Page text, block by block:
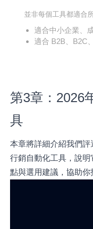
並非每個工具都適合
適合中小企業、
適合 B2B、B2C
第3章：2026
具
本章將詳細介紹我們
行銷自動化工具，說
點與選用建議，協助你